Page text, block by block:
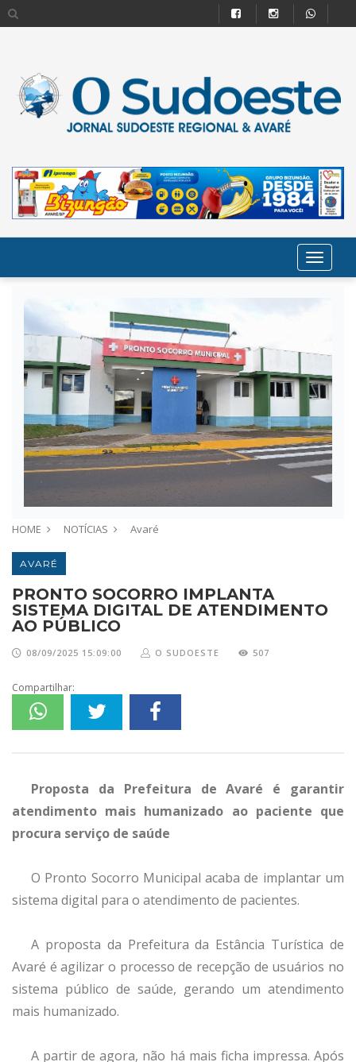
HOME NOTÍCIAS Avaré
AVARÉ
PRONTO SOCORRO IMPLANTA
SISTEMA DIGITAL DE ATENDIMENTO
AO PÚBLICO
08/09/2025 15:09:00 O SUDOESTE 507
Compartilhar:
Proposta da Prefeitura de Avaré é garantir
atendimento mais humanizado ao paciente que
procura serviço de saúde
O Pronto Socorro Municipal acaba de implantar um
sistema digital para o atendimento de pacientes.
A proposta da Prefeitura da Estância Turística de
Avaré é agilizar o processo de recepção de usuários no
sistema público de saúde, gerando um atendimento
mais humanizado.
A partir de agora, não há mais ficha impressa. Após